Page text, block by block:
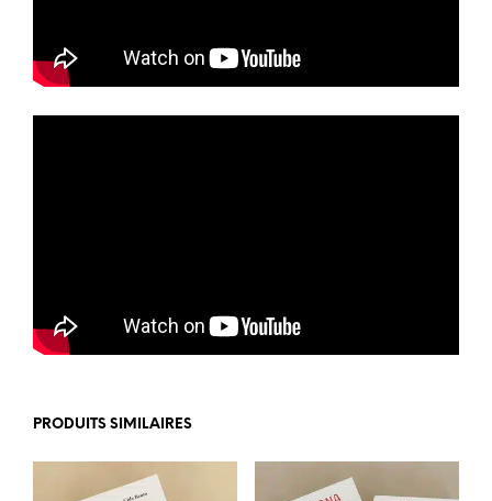
PRODUITS SIMILAIRES